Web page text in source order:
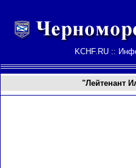
KCHF.RU ::
"Лейтенант